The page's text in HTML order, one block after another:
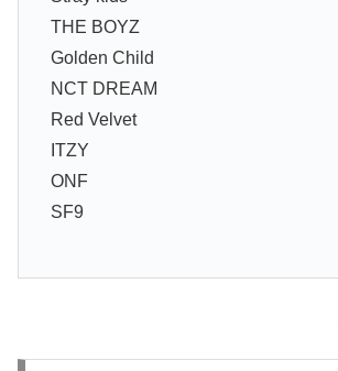
THE BOYZ
Golden Child
NCT DREAM
Red Velvet
ITZY
ONF
SF9